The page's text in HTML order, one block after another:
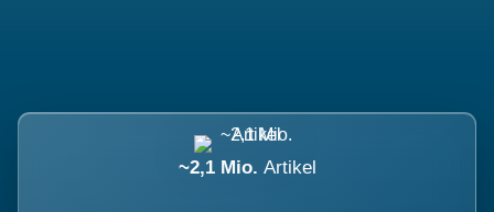
~2,1 Mio. Artikel